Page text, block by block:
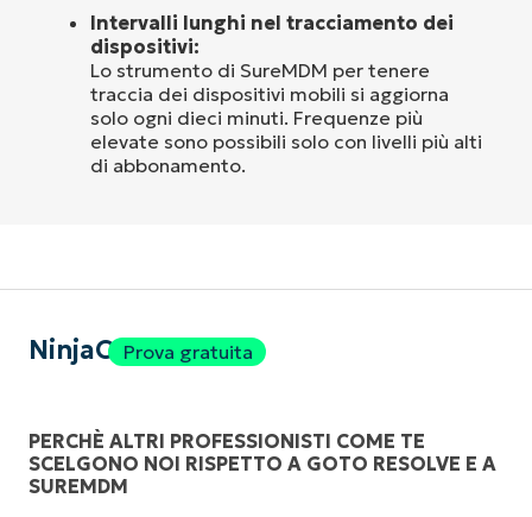
Intervalli lunghi nel tracciamento dei
dispositivi:
Lo strumento di SureMDM per tenere
traccia dei dispositivi mobili si aggiorna
solo ogni dieci minuti. Frequenze più
elevate sono possibili solo con livelli più alti
di abbonamento.
NinjaOneProva gratuita
PERCHÈ ALTRI PROFESSIONISTI COME TE
SCELGONO NOI RISPETTO A GOTO RESOLVE E A
SUREMDM